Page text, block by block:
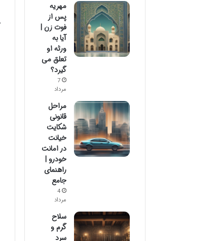
مهریه
پس از
فوت زن |
آیا به
ورثه او
تعلق می
گیرد؟
7
مرداد
مراحل
قانونی
شکایت
خیانت
در امانت
خودرو |
راهنمای
جامع
4
مرداد
سلاح
گرم و
سرد